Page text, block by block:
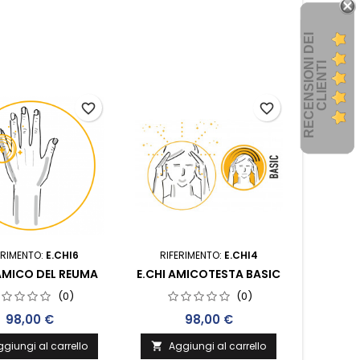
E.CHI6
DEL REUMA
(0)
Prezzo
98,00 €
al carrello
favorite_border
RIFERIMENTO: E.CHI4
E.CHI AMICOTESTA BASIC
(0)
Prezzo
98,00 €
 Aggiungi al carrello
favorite_border R
E
C
E
N
S
I
ON
I
D
E
I
C
L
I
E
N
TI